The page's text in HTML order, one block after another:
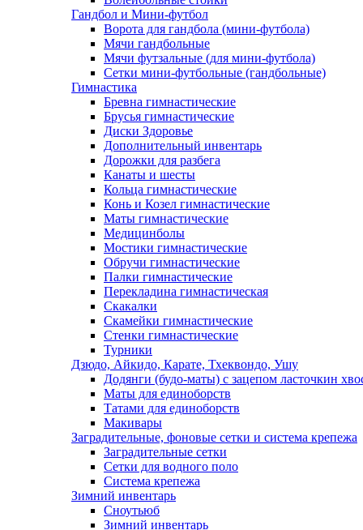
Гандбол и Мини-футбол
Ворота для гандбола (мини-футбола)
Мячи гандбольные
Мячи футзальные (для мини-футбола)
Сетки мини-футбольные (гандбольные)
Гимнастика
Бревна гимнастические
Брусья гимнастические
Диски Здоровье
Дополнительный инвентарь
Дорожки для разбега
Канаты и шесты
Кольца гимнастические
Конь и Козел гимнастические
Маты гимнастические
Медицинболы
Мостики гимнастические
Обручи гимнастические
Палки гимнастические
Перекладина гимнастическая
Скакалки
Скамейки гимнастические
Стенки гимнастические
Турники
Дзюдо, Айкидо, Карате, Тхеквондо, Ушу
Додянги (будо-маты) с зацепом ласточкин
Маты для единоборств
Татами для единоборств
Макивары
Заградительные, фоновые сетки и система крепежа
Заградительные сетки
Сетки для водного поло
Система крепежа
Зимний инвентарь
Сноутьюб
Зимний инвентарь